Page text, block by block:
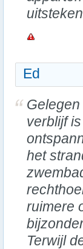
Ed
verblijf
het
ruimere
Terwijl